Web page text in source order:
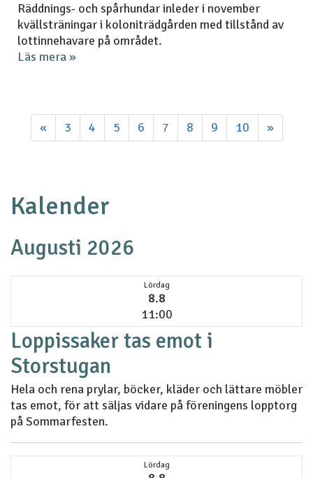
Räddnings- och spårhundar inleder i november
kvällsträningar i koloniträdgården med tillstånd av
lottinnehavare på området.
Läs mera »
« 3 4 5 6 7 8 9 10 »
Kalender
Augusti 2026
Lördag
8.8
11:00
Loppissaker tas emot i
Storstugan
Hela och rena prylar, böcker, kläder och lättare möbler
tas emot, för att säljas vidare på föreningens lopptorg
på Sommarfesten.
Lördag